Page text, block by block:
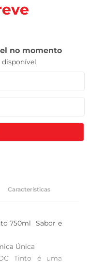
Características
750ml  Sabor e
Única
Tinto é uma